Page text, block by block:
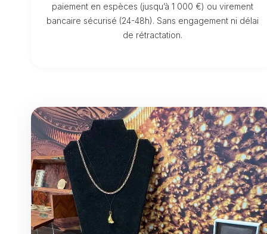
paiement en espèces (jusqu’à 1 000 €) ou virement
bancaire sécurisé (24-48h). Sans engagement ni délai
de rétractation.